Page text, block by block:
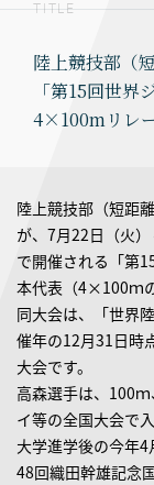
TITLE
陸上競技部（
「第15回世
4×100mリレ
陸上競技部（短距
が、7月22日（火
で開催される「第
本代表（4×100ｍ
同大会は、「世界
催年の12月31日時
大会です。
高森選手は、100
イ等の全国大会で
大学進学後の今年
48回織田幹雄記念